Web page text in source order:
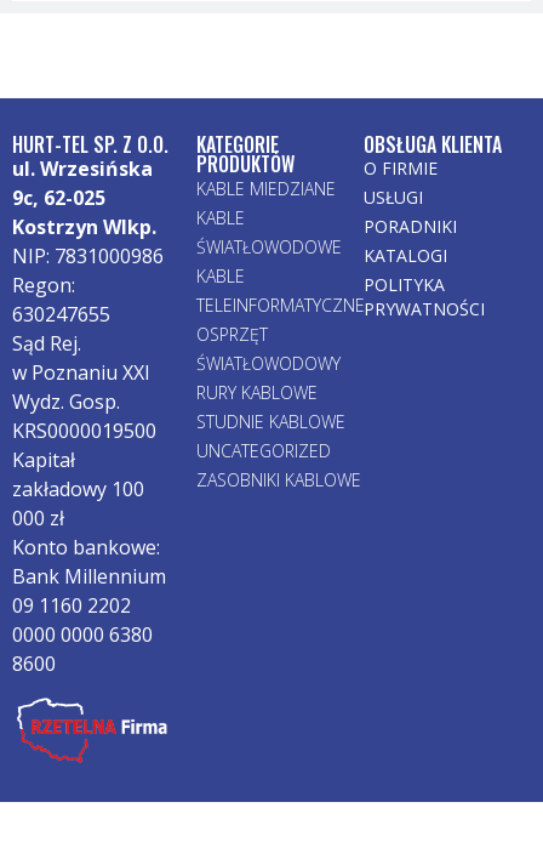
HURT-TEL SP. Z O.O.
ul. Wrzesińska
9c, 62-025
Kostrzyn Wlkp.
NIP: 7831000986
Regon:
630247655
Sąd Rej.
w Poznaniu XXI
Wydz. Gosp.
KRS0000019500
Kapitał
zakładowy 100
000 zł
Konto bankowe:
Bank Millennium
09 1160 2202
0000 0000 6380
8600
KATEGORIE
PRODUKTÓW
KABLE MIEDZIANE
KABLE
ŚWIATŁOWODOWE
KABLE
TELEINFORMATYCZNE
OSPRZĘT
ŚWIATŁOWODOWY
RURY KABLOWE
STUDNIE KABLOWE
UNCATEGORIZED
ZASOBNIKI KABLOWE
OBSŁUGA KLIENTA
O FIRMIE
USŁUGI
PORADNIKI
KATALOGI
POLITYKA
PRYWATNOŚCI